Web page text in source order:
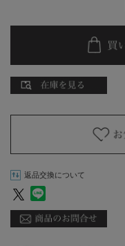
返品交換について